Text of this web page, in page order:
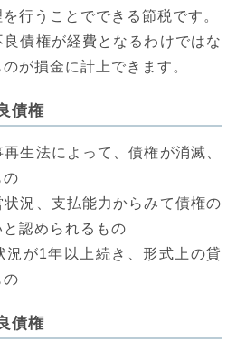
行うことでできる節税です。
良債権が経費となるわけではな
が損金に計上できます。
債権
再生法によって、債権が消滅、
の
状況、支払能力からみて債権の
認められるもの
況が1年以上続き、形式上の貸
の
債権